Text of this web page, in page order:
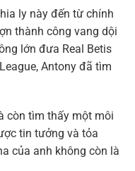
ly này đến từ chính
thành công vang dội
lớn đưa Real Betis
Antony đã tìm
còn tìm thấy một môi
tin tưởng và tỏa
của anh không còn là